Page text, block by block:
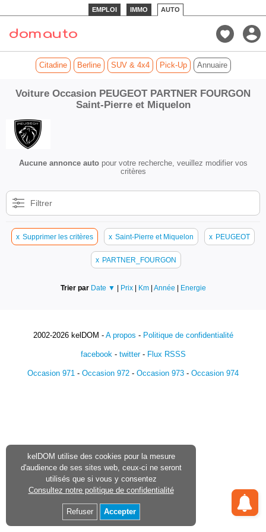
EMPLOI IMMO AUTO
Citadine Berline SUV & 4x4 Pick-Up Annuaire
Voiture Occasion PEUGEOT PARTNER FOURGON
Saint-Pierre et Miquelon
Aucune annonce autopour votre recherche, veuillez modifier vos
critères
Filtrer
x Supprimer les critères x Saint-Pierre et Miquelon x PEUGEOT
x PARTNER_FOURGON
Trier par Date ▼ | Prix | Km | Année | Energie
2002-2026 kelDOM - A propos - Politique de confidentialité
facebook- twitter- Flux RSSS
Occasion 971 - Occasion 972 - Occasion 973 - Occasion 974
kelDOM utilise des cookies pour la mesure
d'audience de ses sites web, ceux-ci ne seront
utilisés que si vous y consentez
Consultez notre politique de confidentialité
Refuser Accepter